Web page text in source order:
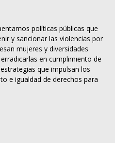
políticas públicas que
y sancionar las violencias por
mujeres y diversidades
en cumplimiento de
que impulsan los
e igualdad de derechos para